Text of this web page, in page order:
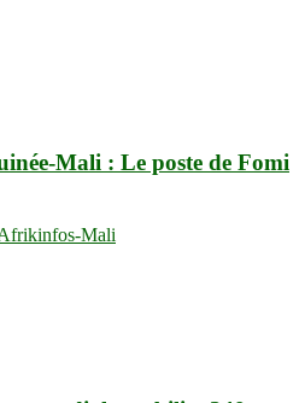
Mali : Le poste de Fomi
Mali